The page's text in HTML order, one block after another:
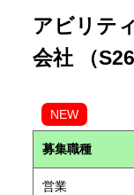
アビリテ
会社 （
NEW
募集職種
営業